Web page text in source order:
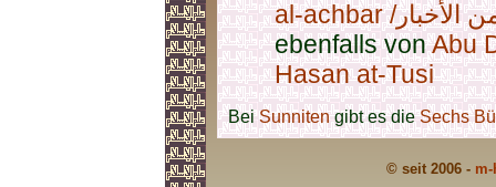
ebenfalls vonAbu
Hasan at-Tusi
BeiSunnitengibt es dieSechs
© seit 2006 -